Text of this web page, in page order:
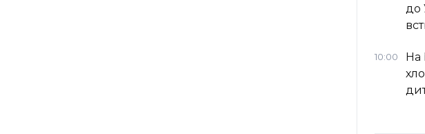
до
10:00
На